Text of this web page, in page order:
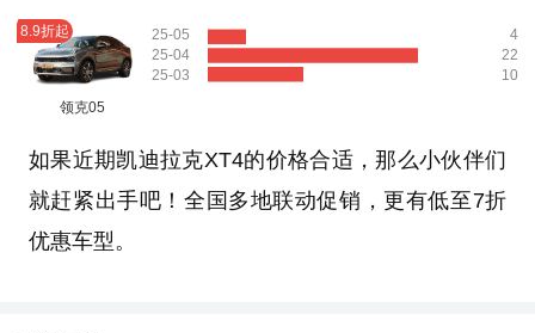
8.9折起
领克05
25-05
25-04
25-03
4
22
10
如果近期凯迪拉克XT4的价格合适，那么小伙伴们
就赶紧出手吧！全国多地联动促销，更有低至7折
优惠车型。